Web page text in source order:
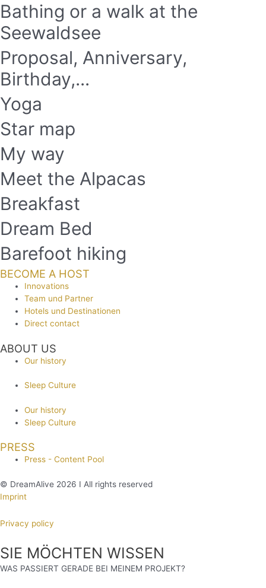
Bathing or a walk at the
Seewaldsee
Proposal, Anniversary,
Birthday,...
Yoga
Star map
My way
Meet the Alpacas
Breakfast
Dream Bed
Barefoot hiking
BECOME A HOST
Innovations
Team und Partner
Hotels und Destinationen
Direct contact
ABOUT US
Our history
Sleep Culture
Our history
Sleep Culture
PRESS
Press - Content Pool
© DreamAlive 2026 I All rights reserved
Imprint
Privacy policy
SIE MÖCHTEN WISSEN
WAS PASSIERT GERADE BEI MEINEM PROJEKT?